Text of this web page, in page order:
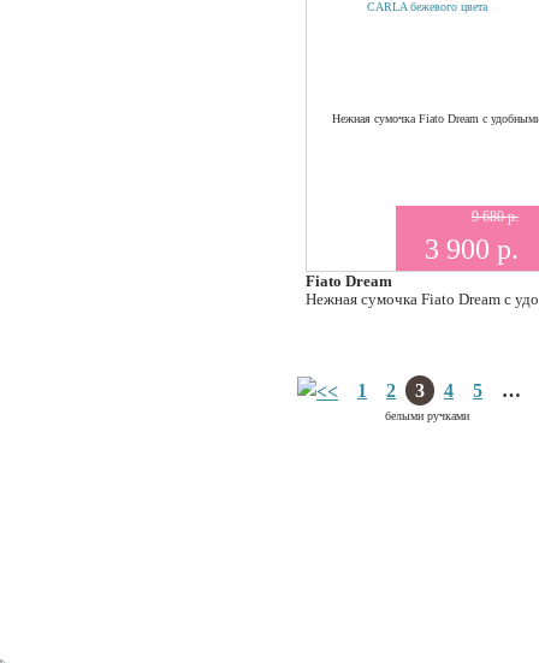
9 680 р.
3 900 р.
Fiato Dream
Нежная сумочка Fiato Dream с
1 2 3 4 5 …